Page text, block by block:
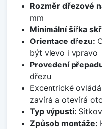
Rozměr dřezové
mm
Minimální šířka
Orientace dřezu:
být vlevo i vpravo
Provedení
dřezu
Excentrické
zavírá a otevírá
Typ výpusti:
Způsob montáže: